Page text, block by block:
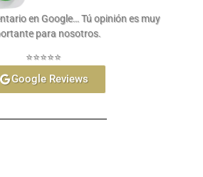
en Google… Tú opinión es muy
para nosotros.
⭐⭐⭐⭐⭐
Google Reviews